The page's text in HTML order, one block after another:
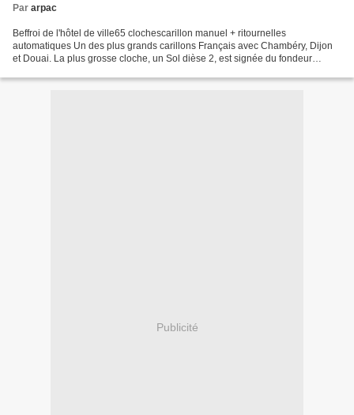
Par arpac
Beffroi de l'hôtel de ville65 clochescarillon manuel + ritournelles
automatiques Un des plus grands carillons Français avec Chambéry, Dijon
et Douai. La plus grosse cloche, un Sol dièse 2, est signée du fondeur
Publicité